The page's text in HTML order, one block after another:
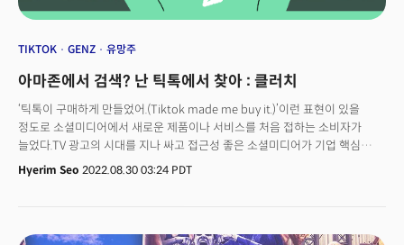
TIKTOK GENZ 유망주
아마존에서 검색? 난 틱톡에서 찾아 : 클러치
‘틱톡이 구매하게 만들었어.(Tiktok made me buy it.)’이런 표현이 있을
정도로 소셜미디어에서 새로운 제품이나 서비스를 처음 접하는 소비자가
늘었다.TV 광고의 시대를 지나 싸고 접근성 좋은 소셜미디어가 기업 핵심
마케팅 플랫폼으로 자리 잡았다. 신생 브랜드의 운명은 소셜미디어 콘텐츠
확장성에 달려 있다고 해도 과언이 아니다.하지만 TV 광고와 달리 소셜미디어
크리에이터를 탐색해야 한다.영어로 ‘클러치하다(That’s clutch)’라는 표현은
Hyerim Seo 2022.08.30 03:24 PDT